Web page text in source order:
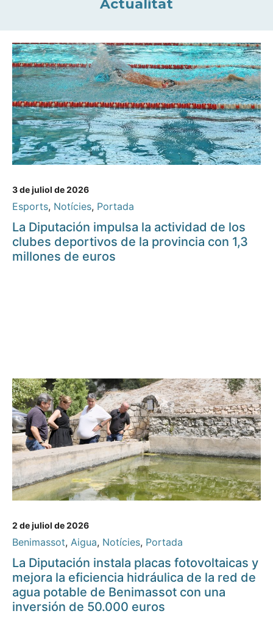
Actualitat
3 de juliol de 2026
Esports, Notícies, Portada
La Diputación impulsa la actividad de los
clubes deportivos de la provincia con 1,3
millones de euros
2 de juliol de 2026
Benimassot, Aigua, Notícies, Portada
La Diputación instala placas fotovoltaicas y
mejora la eficiencia hidráulica de la red de
agua potable de Benimassot con una
inversión de 50.000 euros